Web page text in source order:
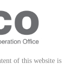
of this website is